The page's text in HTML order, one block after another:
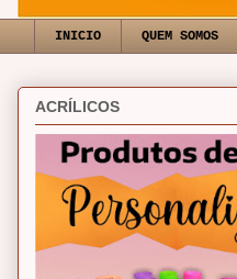
INICIO QUEM SOMOS
ACRÍLICOS